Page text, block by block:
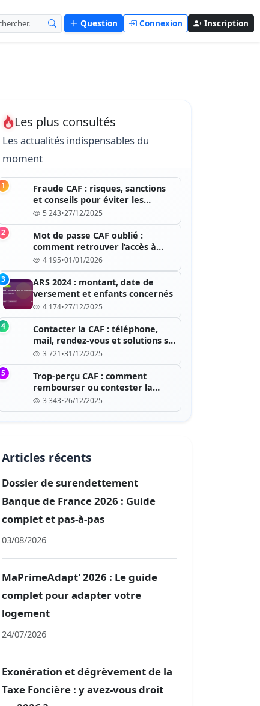
Question Connexion Inscription
Les plus consultés
Les actualités indispensables du
moment
1
Fraude CAF : risques, sanctions
et conseils pour éviter les
erreurs
5 243•27/12/2025
2
Mot de passe CAF oublié :
comment retrouver l’accès à
votre compte
4 195•01/01/2026
3
ARS 2024 : montant, date de
versement et enfants concernés
4 174•27/12/2025
4
Contacter la CAF : téléphone,
mail, rendez-vous et solutions si
c’est saturé
3 721•31/12/2025
5
Trop-perçu CAF : comment
rembourser ou contester la
dette ?
3 343•26/12/2025
Articles récents
Dossier de surendettement
Banque de France 2026 : Guide
complet et pas-à-pas
03/08/2026
MaPrimeAdapt' 2026 : Le guide
complet pour adapter votre
logement
24/07/2026
Exonération et dégrèvement de la
Taxe Foncière : y avez-vous droit